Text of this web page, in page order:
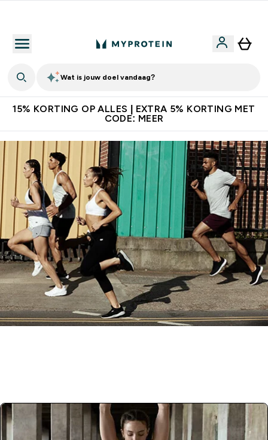
Wat is jouw doel vandaag?
15% KORTING OP ALLES | EXTRA 5% KORTING MET
CODE: MEER